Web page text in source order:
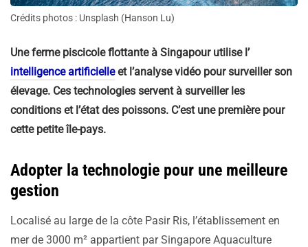
Crédits photos : Unsplash (Hanson Lu)
Une ferme piscicole flottante à Singapour utilise l’
intelligence artificielleet l’analyse vidéo pour surveiller son
élevage. Ces technologies servent à surveiller les
conditions et l’état des poissons. C’est une première pour
cette petite île-pays.
Adopter la technologie pour une meilleure
gestion
Localisé au large de la côte Pasir Ris, l’établissement en
mer de 3000 m² appartient par Singapore Aquaculture